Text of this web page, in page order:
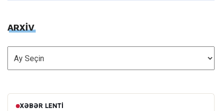
ARXİV
ARXİV
XƏBƏR LENTI